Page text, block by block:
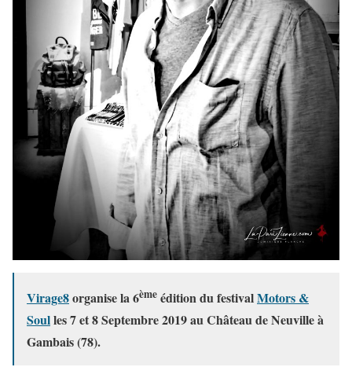
Virage8organise la 6ème édition du festivalMotors &
Soulles 7 et 8 Septembre 2019 au Château de Neuville à
Gambais (78).